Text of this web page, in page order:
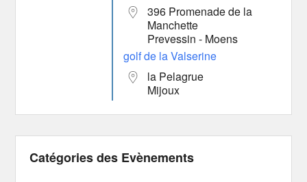
396 Promenade de la
Manchette
Prevessin - Moens
golf de la Valserine
la Pelagrue
Mijoux
Catégories des Evènements